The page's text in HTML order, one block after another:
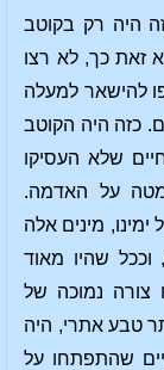
היה רק בקוטב
זאת כך, לא רצו
להישאר למעלה
כזה היה הקוטב
שלא העסיקו
על האדמה.
מינים אלה
שהיו מאוד
צורה נמוכה של
טבע אתרי, היה
שהתפתחו על